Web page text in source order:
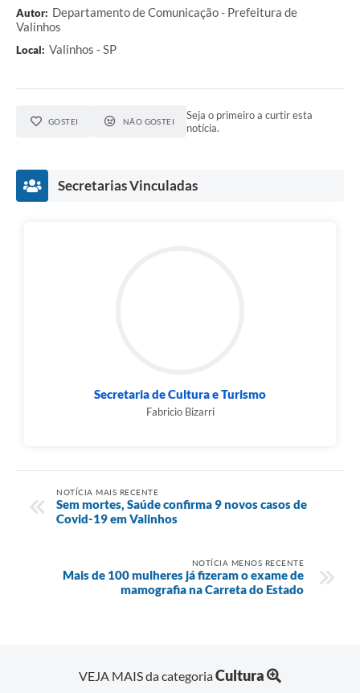
Autor: Departamento de Comunicação - Prefeitura de
Valinhos
Local: Valinhos - SP
GOSTEI NÃO GOSTEI
Seja o primeiro a curtir esta
notícia.
Secretarias Vinculadas
Secretaria de Cultura e Turismo
Fabricio Bizarri
NOTÍCIA MAIS RECENTE
Sem mortes, Saúde confirma 9 novos casos de
Covid-19 em Valinhos
NOTÍCIA MENOS RECENTE
Mais de 100 mulheres já fizeram o exame de
mamografia na Carreta do Estado
VEJA MAIS da categoriaCultura